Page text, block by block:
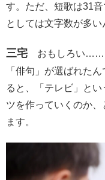
す。ただ、短歌は31
としては文字数が多い
三宅 おもしろい……
「俳句」が選ばれた
ると、「テレビ」と
ツを作っていくのか
ます。